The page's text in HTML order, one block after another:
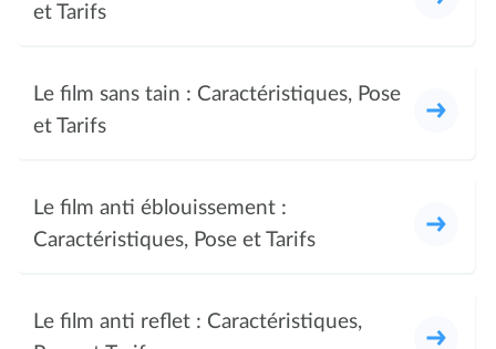
et Tarifs
Le film sans tain : Caractéristiques, Pose
et Tarifs
Le film anti éblouissement :
Caractéristiques, Pose et Tarifs
Le film anti reflet : Caractéristiques,